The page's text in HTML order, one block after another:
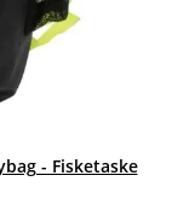
- Fisketaske